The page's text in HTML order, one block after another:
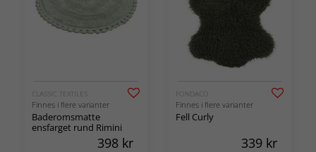
CLASSIC TEXTILES
Finnes i flere varianter
Baderomsmatte
ensfarget rund Rimini
398 kr
FONDACO
Finnes i flere varianter
Fell Curly
339 kr